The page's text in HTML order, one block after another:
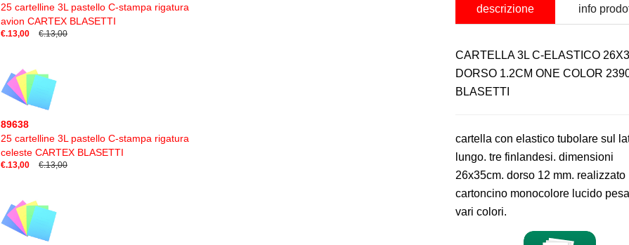
25 cartelline 3L pastello C-stampa rigatura
avion CARTEX BLASETTI
€.13,00 €.13,00
89638
25 cartelline 3L pastello C-stampa rigatura
celeste CARTEX BLASETTI
€.13,00 €.13,00
descrizione info
CARTELLA 3L C-ELASTICO
DORSO 1.2CM ONE COLOR
BLASETTI
cartella con elastico tubolare sul
lungo. tre finlandesi. dimensioni
26x35cm. dorso 12 mm. realizzato
cartoncino monocolore lucido
vari colori.